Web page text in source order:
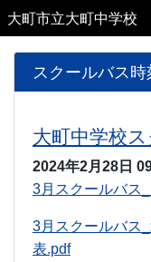
大町市立大町中学校
スクールバス時
大町中学校
2024年2月28日
3月スクールバス
3月スクールバス
表.pdf